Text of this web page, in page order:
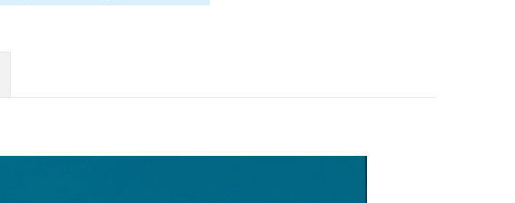
號延長器(直線:70公
$5890
6 網路線 5M 黑色